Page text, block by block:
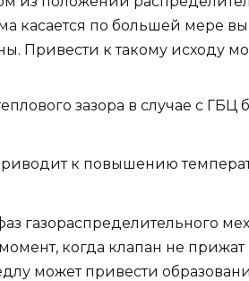
касается по большей мере
Привести к такому исходу
зазора в случае с ГБЦ
к повышению
газораспределительного
когда клапан не прижат
может привести